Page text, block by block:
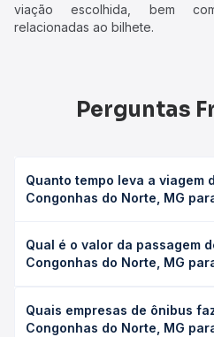
viação escolhida, bem
relacionadas ao bilhete.
Perguntas
Quanto tempo leva a viagem
Congonhas do Norte, MG
Serra do Cipó, MG leva em
conforme a viação, o tipo de
duração exata de cada opção
Qual é o valor da passagem
Congonhas do Norte, MG
MG para Serra do Cipó, MG
identificado e varia conforme a
Quais empresas de ônibus
Congonhas do Norte, MG